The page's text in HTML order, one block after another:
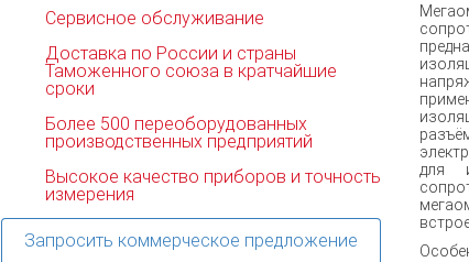
Сервисное обслуживание
Доставка по России и страны
Таможенного союза в кратчайшие
сроки
Более 500 переоборудованных
производственных предприятий
Высокое качество приборов и точность
измерения
Запросить коммерческое предложение
для